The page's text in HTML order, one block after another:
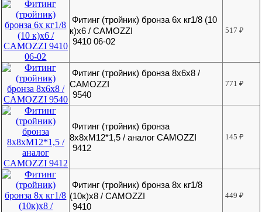
Фитинг (тройник) бронза 6х кг1/8 (10
к)х6 / CAMOZZI
9410 06-02
517₽
Фитинг (тройник) бронза 8x6x8 /
CAMOZZI
9540
771₽
Фитинг (тройник) бронза
8x8xМ12*1,5 / аналог CAMOZZI
9412
145₽
Фитинг (тройник) бронза 8х кг1/8
(10к)х8 / CAMOZZI
9410
449₽